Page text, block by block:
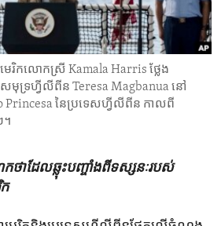
HEALTH
េរិក​លោកស្រី Kamala Harris ថ្លែង​
េរសមុទ្រ​​​​​ហ្វីលីពីន Teresa Magbanua នៅ​
Princesa នៃ​ប្រទេស​ហ្វីលីពីន កាលពី​
។
ថា​ដែល​ឆ្លុះ​បញ្ចាំង​ពី​ទស្សនៈ​របស់​